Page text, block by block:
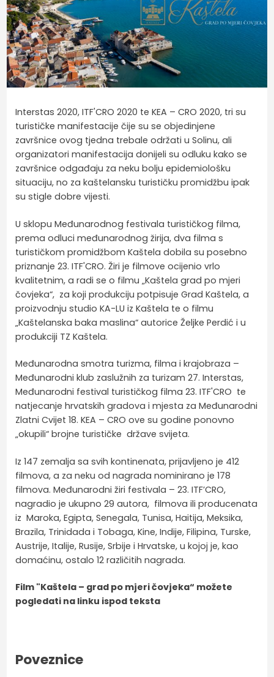
Interstas 2020, ITF'CRO 2020 te KEA – CRO 2020, tri su
turističke manifestacije čije su se objedinjene
završnice ovog tjedna trebale održati u Solinu, ali
organizatori manifestacija donijeli su odluku kako se
završnice odgađaju za neku bolju epidemiološku
situaciju, no za kaštelansku turističku promidžbu ipak
su stigle dobre vijesti.
U sklopu Međunarodnog festivala turističkog filma,
prema odluci međunarodnog žirija, dva filma s
turističkom promidžbom Kaštela dobila su posebno
priznanje 23. ITF'CRO. Žiri je filmove ocijenio vrlo
kvalitetnim, a radi se o filmu „Kaštela grad po mjeri
čovjeka“, za koji produkciju potpisuje Grad Kaštela, a
proizvodnju studio KA-LU iz Kaštela te o filmu
„Kaštelanska baka maslina“ autorice Željke Perdić i u
produkciji TZ Kaštela.
Međunarodna smotra turizma, filma i krajobraza –
Međunarodni klub zaslužnih za turizam 27. Interstas,
Međunarodni festival turističkog filma 23. ITF'CRO te
natjecanje hrvatskih gradova i mjesta za Međunarodni
Zlatni Cvijet 18. KEA – CRO ove su godine ponovno
„okupili“ brojne turističke države svijeta.
Iz 147 zemalja sa svih kontinenata, prijavljeno je 412
filmova, a za neku od nagrada nominirano je 178
filmova. Međunarodni žiri festivala – 23. ITF’CRO,
nagradio je ukupno 29 autora, filmova ili producenata
iz Maroka, Egipta, Senegala, Tunisa, Haitija, Meksika,
Brazila, Trinidada i Tobaga, Kine, Indije, Filipina, Turske,
Austrije, Italije, Rusije, Srbije i Hrvatske, u kojoj je, kao
domaćinu, ostalo 12 različitih nagrada.
Film "Kaštela – grad po mjeri čovjeka“ možete
pogledati na linku ispod teksta
Poveznice